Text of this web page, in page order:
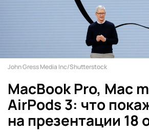
John Gress Media Inc/Shutterstock
MacBook Pro, Mac
AirPods 3: что
на презентации 18